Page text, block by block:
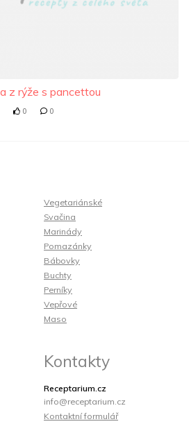
z rýže s pancettou
0 0
Vegetariánské
Svačina
Marinády
Pomazánky
Bábovky
Buchty
Perníky
Vepřové
Maso
Kontakty
Receptarium.cz
info@receptarium.cz
Kontaktní formulář